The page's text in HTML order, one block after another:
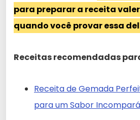
para preparar a receita
quando você provar essa
Receitas recomendadas
Receita de Gemada
para um Sabor